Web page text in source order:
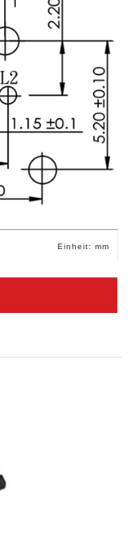
Einheit: mm